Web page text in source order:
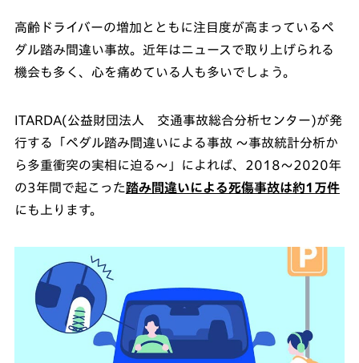
高齢ドライバーの増加とともに注目度が高まっているペ
ダル踏み間違い事故。近年はニュースで取り上げられる
機会も多く、心を痛めている人も多いでしょう。
ITARDA(公益財団法人 交通事故総合分析センター)が発
行する「ペダル踏み間違いによる事故 ～事故統計分析か
ら多重衝突の実相に迫る～」によれば、2018～2020年
の3年間で起こった踏み間違いによる死傷事故は約1万件
にも上ります。